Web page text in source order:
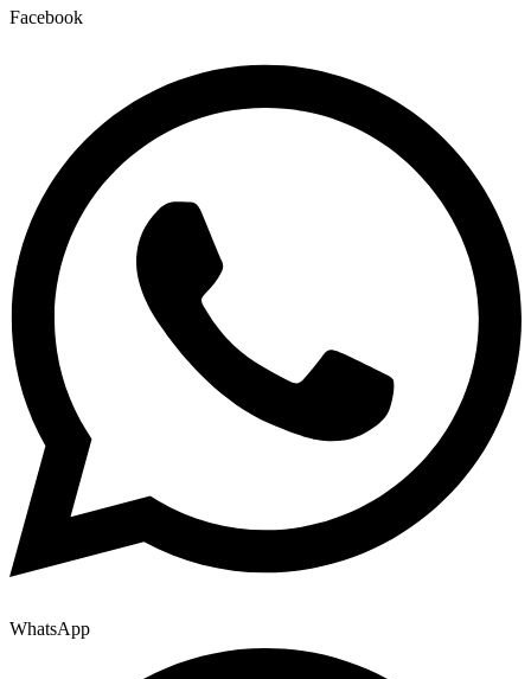
Facebook
WhatsApp